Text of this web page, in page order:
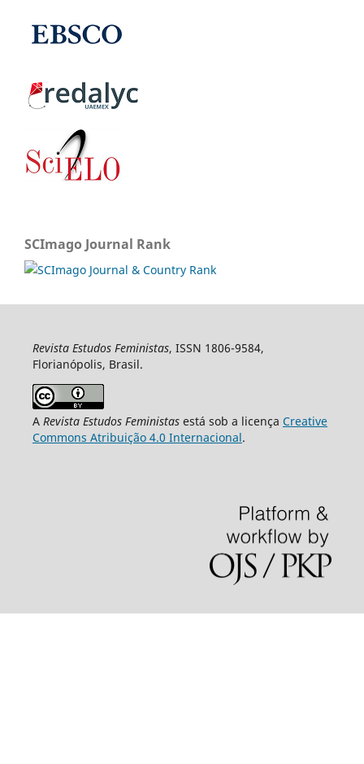
SCImago Journal Rank
Revista Estudos Feministas, ISSN 1806-9584,
Florianópolis, Brasil.
A Revista Estudos Feministasestá sob a licença Creative
Commons Atribuição 4.0 Internacional.